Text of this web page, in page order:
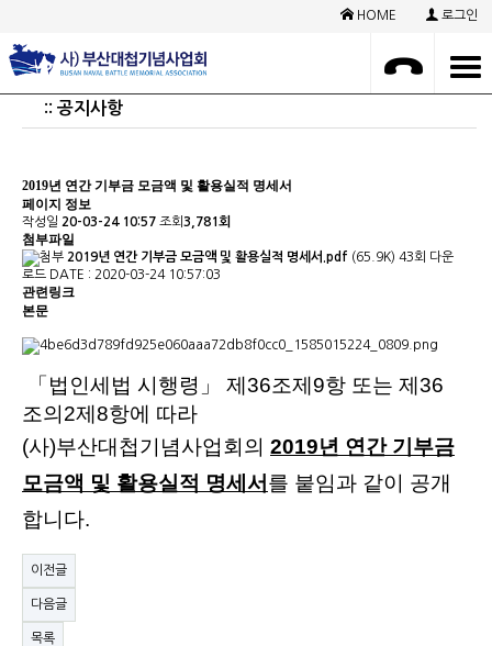
HOME 로그인
:: 공지사항
2019년 연간 기부금 모금액 및 활용실적 명세서
페이지 정보
작성일 20-03-24 10:57 조회3,781회
첨부파일
2019년 연간 기부금 모금액 및 활용실적 명세서.pdf (65.9K) 43회 다운
로드 DATE : 2020-03-24 10:57:03
관련링크
본문
「법인세법 시행령」 제36조제9항 또는 제36
조의2제8항에 따라
(사)부산대첩기념사업회의 2019년 연간 기부금
모금액 및 활용실적 명세서 를 붙임과 같이 공개
합니다.
이전글
다음글
목록